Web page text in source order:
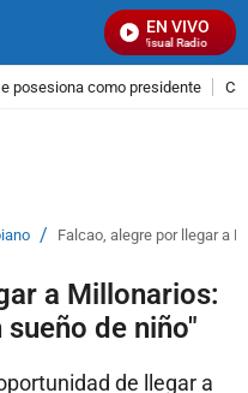
EN VIVO
Señal Visual Radio
posesiona como presidente
/ Falcao, alegre por llegar a
a Millonarios:
de niño"
de llegar a